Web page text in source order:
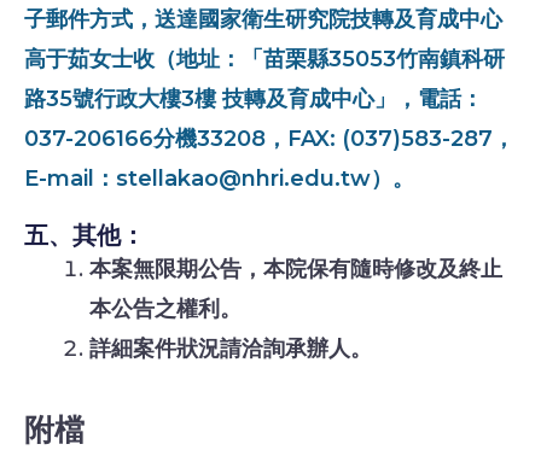
子郵件方式，送達國家衛生研究院技轉及育成中心
高于茹女士收（地址：「苗栗縣35053竹南鎮科研
路35號行政大樓3樓 技轉及育成中心」，電話：
037-206166分機33208，FAX: (037)583-287，
E-mail：stellakao@nhri.edu.tw）。
五、其他：
本案無限期公告，本院保有隨時修改及終止
本公告之權利。
詳細案件狀況請洽詢承辦人。
附檔